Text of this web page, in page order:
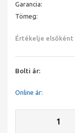
Garancia:
Tömeg:
Értékelje elsőként
Bolti ár:
Online ár: